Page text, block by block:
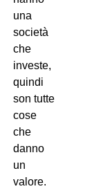
una
società
che
investe,
quindi
son tutte
cose
che
danno
un
valore.